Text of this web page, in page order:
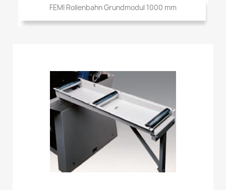
FEMI Rollenbahn Grundmodul 1000 mm